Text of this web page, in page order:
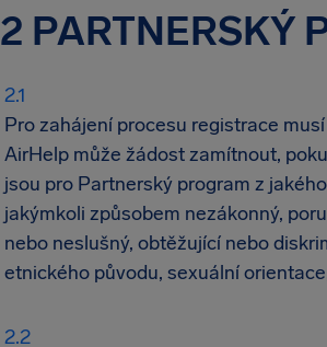
2 PARTNERSKÝ
Pro zahájení procesu registrace
AirHelp může žádost zamítnout,
jsou pro Partnerský program z
jakýmkoli způsobem nezákonný,
nebo neslušný, obtěžující nebo
etnického původu, sexuální